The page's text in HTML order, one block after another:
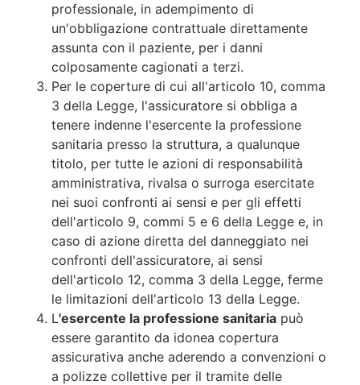
professionale, in adempimento di
un'obbligazione contrattuale direttamente
assunta con il paziente, per i danni
colposamente cagionati a terzi.
Per le coperture di cui all'articolo 10, comma
3 della Legge, l'assicuratore si obbliga a
tenere indenne l'esercente la professione
sanitaria presso la struttura, a qualunque
titolo, per tutte le azioni di responsabilità
amministrativa, rivalsa o surroga esercitate
nei suoi confronti ai sensi e per gli effetti
dell'articolo 9, commi 5 e 6 della Legge e, in
caso di azione diretta del danneggiato nei
confronti dell'assicuratore, ai sensi
dell'articolo 12, comma 3 della Legge, ferme
le limitazioni dell'articolo 13 della Legge.
L'esercente la professione sanitaria può
essere garantito da idonea copertura
assicurativa anche aderendo a convenzioni o
a polizze collettive per il tramite delle